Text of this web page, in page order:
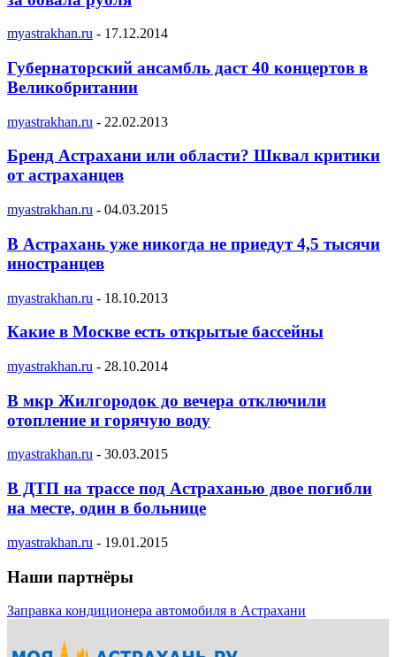
myastrakhan.ru - 17.12.2014
Губернаторский ансамбль даст 40 концертов в
Великобритании
myastrakhan.ru - 22.02.2013
Бренд Астрахани или области? Шквал критики
от астраханцев
myastrakhan.ru - 04.03.2015
В Астрахань уже никогда не приедут 4,5 тысячи
иностранцев
myastrakhan.ru - 18.10.2013
Какие в Москве есть открытые бассейны
myastrakhan.ru - 28.10.2014
В мкр Жилгородок до вечера отключили
отопление и горячую воду
myastrakhan.ru - 30.03.2015
В ДТП на трассе под Астраханью двое погибли
на месте, один в больнице
myastrakhan.ru - 19.01.2015
Наши партнёры
Заправка кондиционера автомобиля в Астрахани